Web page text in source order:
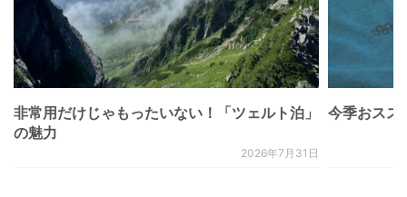
非常用だけじゃもったいない！「ツェルト泊」
の魅力
2026年7月31日
今季おスス